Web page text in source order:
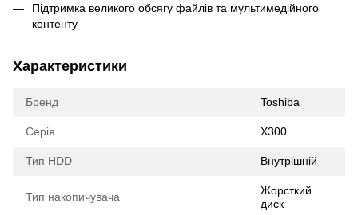
Підтримка великого обсягу файлів та мультимедійного
контенту
Характеристики
Бренд Toshiba
Серія X300
Тип HDD Внутрішній
Тип накопичувача
Жорсткий
диск